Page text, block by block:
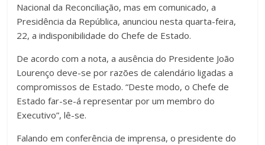
Nacional da Reconciliação, mas em comunicado, a
Presidência da República, anunciou nesta quarta-feira,
22, a indisponibilidade do Chefe de Estado.
De acordo com a nota, a ausência do Presidente João
Lourenço deve-se por razões de calendário ligadas a
compromissos de Estado. “Deste modo, o Chefe de
Estado far-se-á representar por um membro do
Executivo”, lê-se.
Falando em conferência de imprensa, o presidente do